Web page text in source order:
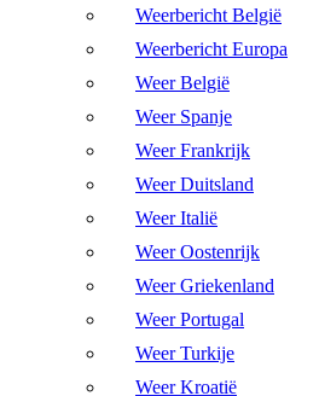
Weerbericht België
Weerbericht Europa
Weer België
Weer Spanje
Weer Frankrijk
Weer Duitsland
Weer Italië
Weer Oostenrijk
Weer Griekenland
Weer Portugal
Weer Turkije
Weer Kroatië